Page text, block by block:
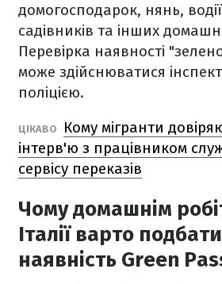
домогосподарок, нянь,
садівників та інших
Перевірка наявності
може здійснюватися
поліцією.
ЦІКАВО
Кому мігранти
інтерв'ю з працівником
сервісу переказів
Чому домашнім
Італії варто
наявність Green